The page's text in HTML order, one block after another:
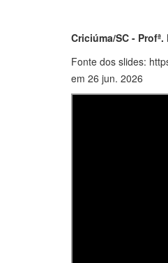
Criciúma/SC -
Fonte dos slides:
em 26 jun. 2026